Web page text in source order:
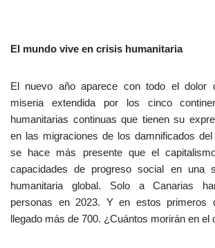
El mundo vive en crisis humanitaria
El nuevo año aparece con todo el dolor
miseria extendida por los cinco
humanitarias continuas que tienen su
en las migraciones de los damnificados
se hace más presente que el
capacidades de progreso social en una
humanitaria global. Solo a Canarias
personas en 2023. Y en estos primeros
llegado más de 700. ¿Cuántos morirán en el